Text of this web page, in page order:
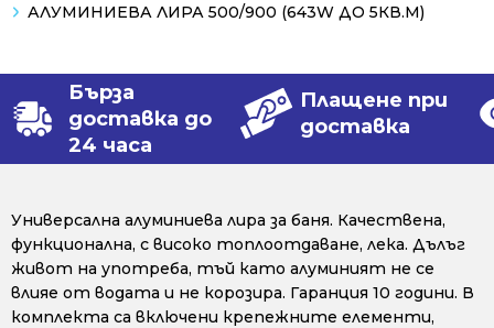
АЛУМИНИЕВА ЛИРА 500/900 (643W ДО 5КВ.М)
Бърза
доставка до
24 часа
Плащене при
доставка
Универсална алуминиева лира за баня. Качествена,
функционална, с високо топлоотдаване, лека. Дълъг
живот на употреба, тъй като алуминият не се
влияе от водата и не корозира. Гаранция 10 години. В
комплекта са включени крепежните елементи,